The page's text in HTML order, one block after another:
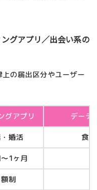
グアプリ／出会い系の
の届出区分やユーザー
グアプリ
デーテ
婚活
食
1ヶ月
制